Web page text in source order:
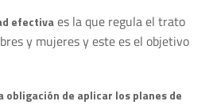
efectivaes la que regula el trato
y mujeres y este es el objetivo
obligación de aplicar los planes de